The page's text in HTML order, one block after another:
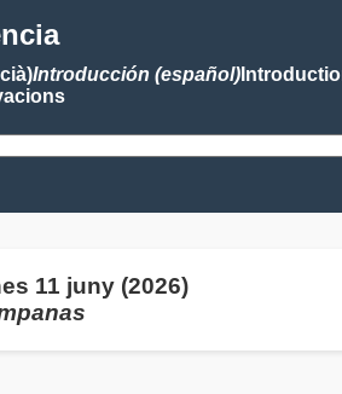
Introducción (español)
11 juny (2026)